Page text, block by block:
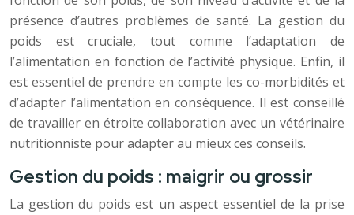
présence d’autres problèmes de santé. La gestion du
poids est cruciale, tout comme l’adaptation de
l’alimentation en fonction de l’activité physique. Enfin, il
est essentiel de prendre en compte les co-morbidités et
d’adapter l’alimentation en conséquence. Il est conseillé
de travailler en étroite collaboration avec un vétérinaire
nutritionniste pour adapter au mieux ces conseils.
Gestion du poids : maigrir ou grossir
La gestion du poids est un aspect essentiel de la prise